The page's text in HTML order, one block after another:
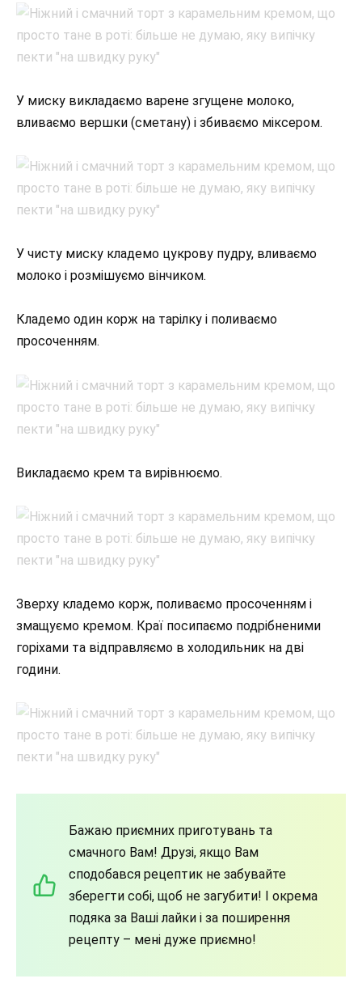
У миску викладаємо варене згущене молоко,
вливаємо вершки (сметану) і збиваємо міксером.
У чисту миску кладемо цукрову пудру, вливаємо
молоко і розмішуємо вінчиком.
Кладемо один корж на тарілку і поливаємо
просоченням.
Викладаємо крем та вирівнюємо.
Зверху кладемо корж, поливаємо просоченням і
змащуємо кремом. Краї посипаємо подрібненими
горіхами та відправляємо в холодильник на дві
години.
Бажаю приємних приготувань та
смачного Вам! Друзі, якщо Вам
сподобався рецептик не забувайте
зберегти собі, щоб не загубити! І окрема
подяка за Ваші лайки і за поширення
рецепту – мені дуже приємно!